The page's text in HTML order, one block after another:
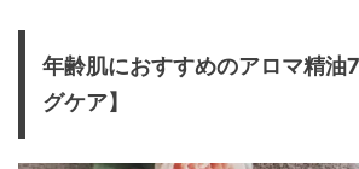
年齢肌におすすめのアロマ精油
グケア】